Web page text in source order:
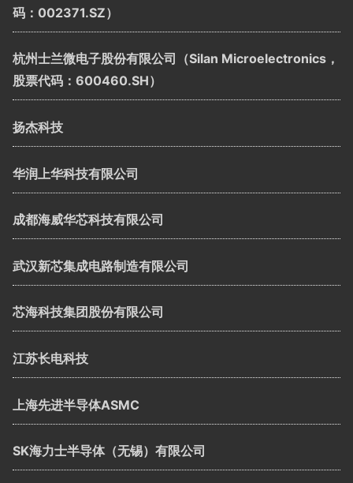
码：002371.SZ）
杭州士兰微电子股份有限公司（Silan Microelectronics，
股票代码：600460.SH）
扬杰科技
华润上华科技有限公司
成都海威华芯科技有限公司
武汉新芯集成电路制造有限公司
芯海科技集团股份有限公司
江苏长电科技
上海先进半导体ASMC
SK海力士半导体（无锡）有限公司